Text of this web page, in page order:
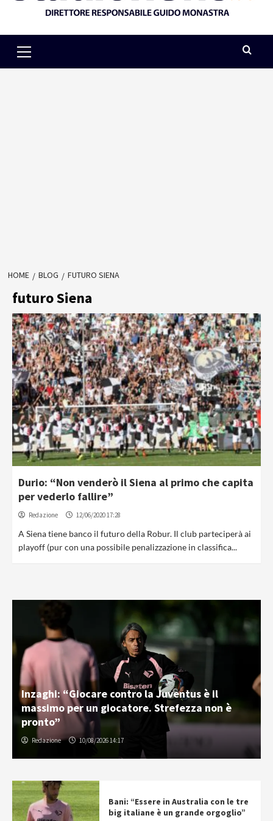
Menu
HOME BLOG FUTURO SIENA
futuro Siena
Durio: “Non venderò il Siena al primo che capita
per vederlo fallire”
Redazione 12/06/2020 17:28
A Siena tiene banco il futuro della Robur. Il club parteciperà ai
playoff (pur con una possibile penalizzazione in classifica...
Inzaghi: “Giocare contro la Juventus è il
massimo per un giocatore. Strefezza non è
pronto”
Redazione 10/08/2026 14:17
Bani: “Essere in Australia con le tre
big italiane è un grande orgoglio”